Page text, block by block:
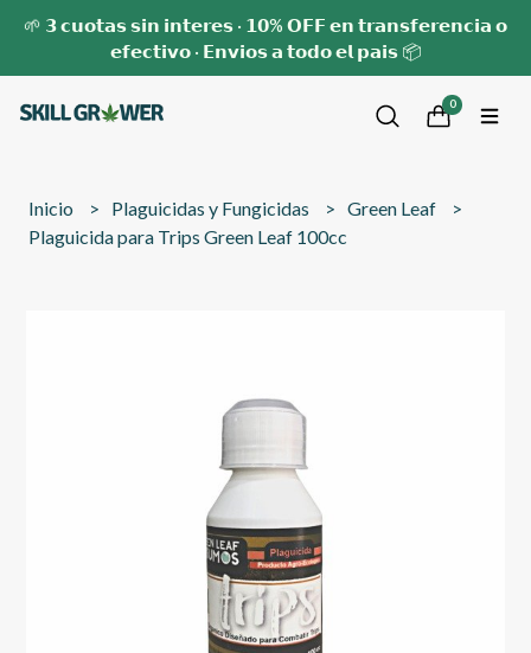
🌱 𝟯 𝗰𝘂𝗼𝘁𝗮𝘀 𝘀𝗶𝗻 𝗶𝗻𝘁𝗲𝗿𝗲𝘀 · 𝟭𝟬% 𝗢𝗙𝗙 𝗲𝗻 𝘁𝗿𝗮𝗻𝘀𝗳𝗲𝗿𝗲𝗻𝗰𝗶𝗮 𝗼
𝗲𝗳𝗲𝗰𝘁𝗶𝘃𝗼 · 𝗘𝗻𝘃𝗶𝗼𝘀 𝗮 𝘁𝗼𝗱𝗼 𝗲𝗹 𝗽𝗮𝗶𝘀 📦
0
Inicio Plaguicidas y Fungicidas
Green Leaf
Plaguicida para Trips Green Leaf 100cc